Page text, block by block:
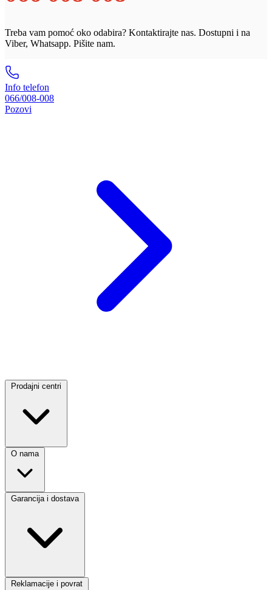
Treba vam pomoć oko odabira? Kontaktirajte nas. Dostupni i na
Viber, Whatsapp. Pišite nam.
Info telefon
066/008-008
Pozovi
Prodajni centri
O nama
Garancija i dostava
Reklamacije i povrat